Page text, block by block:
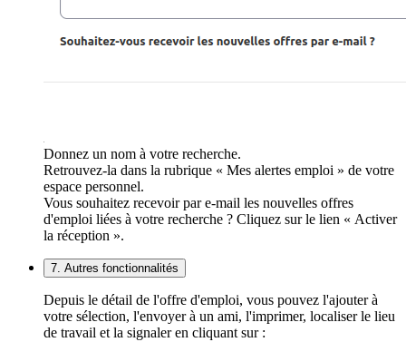
Donnez un nom à votre recherche.
Retrouvez-la dans la rubrique « Mes alertes emploi » de votre
espace personnel.
Vous souhaitez recevoir par e-mail les nouvelles offres
d'emploi liées à votre recherche ? Cliquez sur le lien « Activer
la réception ».
7. Autres fonctionnalités
Depuis le détail de l'offre d'emploi, vous pouvez l'ajouter à
votre sélection, l'envoyer à un ami, l'imprimer, localiser le lieu
de travail et la signaler en cliquant sur :